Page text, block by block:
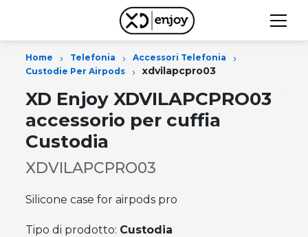
Home › Telefonia › Accessori Telefonia ›
Custodie Per Airpods › xdvilapcpro03
XD Enjoy XDVILAPCPRO03
accessorio per cuffia
Custodia
XDVILAPCPRO03
Silicone case for airpods pro
Tipo di prodotto: Custodia